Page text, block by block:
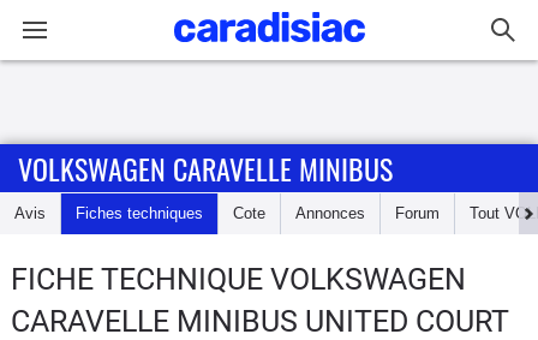
Accueil
Essais
VOLKSWAGEN CARAVELLE MINIBUS
Avis Fiches techniques Cote Annonces Forum Tout
FICHE TECHNIQUE VOLKSWAGEN
CARAVELLE MINIBUS UNITED COURT